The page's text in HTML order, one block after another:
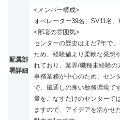
配属部
署詳細
<メンバー構成>
オペレーター39名、SV11名
<部署の雰囲気>
センターの歴史はまだ7年で
ため、経験値より柔軟な発想
れており、業界/職種未経験の
事務業務が中心のため、セン
で、風通しの良い勤務環境で
量をこなすだけのセンターで
ますので、アイデアを活かせ